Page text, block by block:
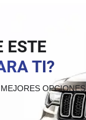
ESTE
TI?
OPCIONES